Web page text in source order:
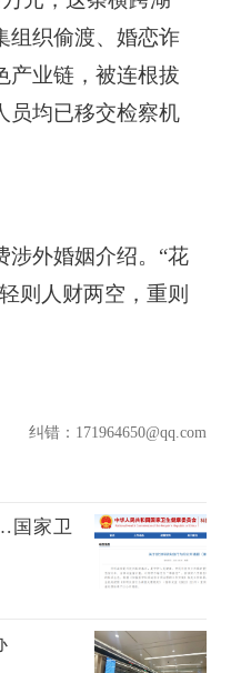
组织偷渡、婚恋诈
产业链，被连根拔
员均已移交检察机
外婚姻介绍。“花
则人财两空，重则
纠错：171964650@qq.com
国家卫